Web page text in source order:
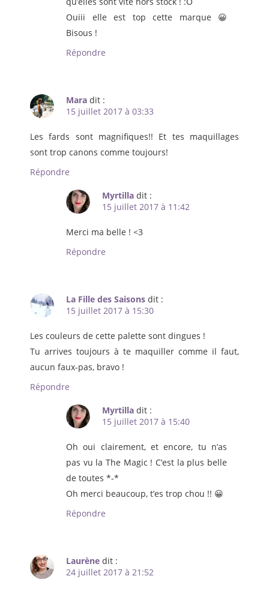
Ouiii elle est top cette marque 😀
Bisous !
Répondre
Mara dit :
15 juillet 2017 à 03:33
Les fards sont magnifiques!! Et tes maquillages
sont trop canons comme toujours!
Répondre
Myrtilla dit :
15 juillet 2017 à 11:42
Merci ma belle ! <3
Répondre
La Fille des Saisons dit :
15 juillet 2017 à 15:30
Les couleurs de cette palette sont dingues !
Tu arrives toujours à te maquiller comme il faut,
aucun faux-pas, bravo !
Répondre
Myrtilla dit :
15 juillet 2017 à 15:40
Oh oui clairement, et encore, tu n’as
pas vu la The Magic ! C’est la plus belle
de toutes *-*
Oh merci beaucoup, t’es trop chou !! 😀
Répondre
Laurène dit :
24 juillet 2017 à 21:52